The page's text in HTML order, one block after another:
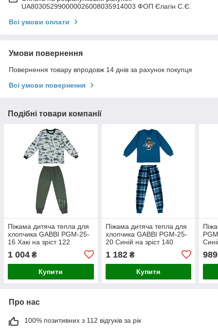
UA803052990000026008035914003 ФОП Єлагін С.Є.
Всі умови оплати
Умови повернення
Повернення товару впродовж 14 днів за рахунок покупця
Всі умови повернення
Подібні товари компанії
Піжама дитяча тепла для
хлопчика GABBI PGM-25-
16 Хакі на зріст 122
1 004 ₴
Купити
Піжама дитяча тепла для
хлопчика GABBI PGM-25-
20 Синій на зріст 140
1 182₴
Купити
989
Про нас
100% позитивних з 112 відгуків за рік